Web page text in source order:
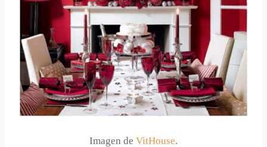
Imagen de VitHouse.